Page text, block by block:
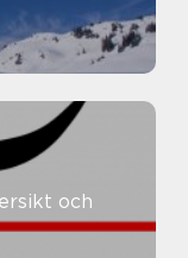
och